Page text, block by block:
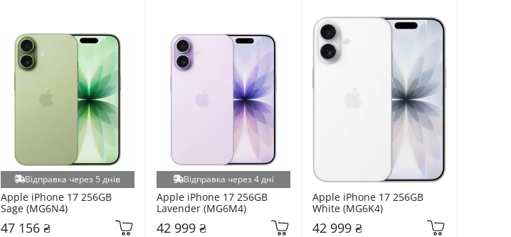
Відправка через 5 днів
Apple iPhone 17 256GB
Sage (MG6N4)
47 156 ₴
Відправка через 4 дні
Apple iPhone 17 256GB
Lavender (MG6M4)
42 999 ₴
Apple iPhone 17 256GB
White (MG6K4)
42 999 ₴